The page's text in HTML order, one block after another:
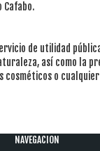
Cafabo.
de utilidad
así como la
o
NAVEGACION